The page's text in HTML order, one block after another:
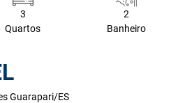
3
Quartos
2
Banheiro
Guarapari/ES